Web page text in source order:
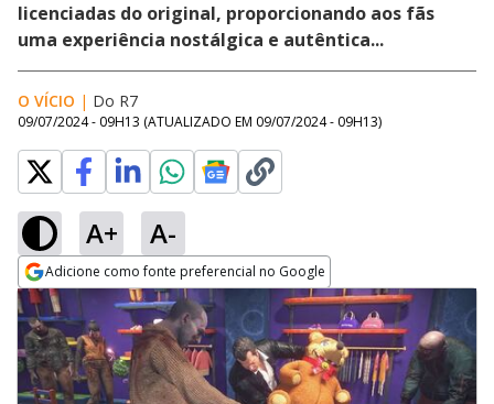
licenciadas do original, proporcionando aos fãs
uma experiência nostálgica e autêntica...
O VÍCIO | Do R7
09/07/2024 - 09H13 (ATUALIZADO EM 09/07/2024 - 09H13)
A+ A-
Adicione como fonte preferencial no Google
Opens in new window